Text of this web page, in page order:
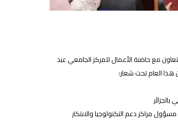
مع حاضنة الأعمال للمركز الجامعي عبد
مراكز دعم التكنولوجيا والابتكار